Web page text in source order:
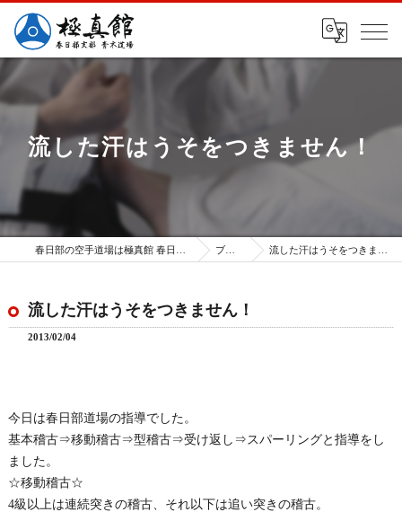
流した汗はうそをつきません！
ブログ 流した汗はうそをつきません！
流した汗はうそをつきません！
2013/02/04
今日は春日部道場の指導でした。
基本稽古⇒移動稽古⇒型稽古⇒受け返し⇒スパーリングと指導をし
ました。
☆移動稽古☆
4級以上は連続突きの稽古、それ以下は追い突きの稽古。